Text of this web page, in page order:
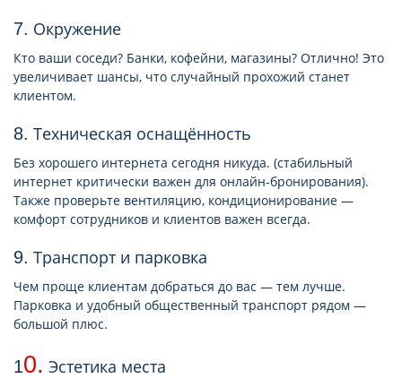
7. Окружение
Кто ваши соседи? Банки, кофейни, магазины? Отлично! Это
увеличивает шансы, что случайный прохожий станет
клиентом.
8. Техническая оснащённость
Без хорошего интернета сегодня никуда. (стабильный
интернет критически важен для онлайн-бронирования).
Также проверьте вентиляцию, кондиционирование —
комфорт сотрудников и клиентов важен всегда.
9. Транспорт и парковка
Чем проще клиентам добраться до вас — тем лучше.
Парковка и удобный общественный транспорт рядом —
большой плюс.
10. Эстетика места